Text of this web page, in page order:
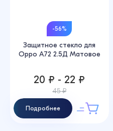
-56%
Защитное стекло для
Oppo A72 2.5Д Матовое
20 ₽ - 22 ₽
45 ₽
Подробнее